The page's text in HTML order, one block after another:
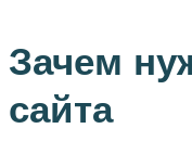
Зачем
сайта